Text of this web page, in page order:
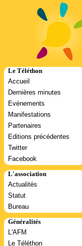
Le Téléthon
Accueil
Dernières minutes
Evénements
Manifestations
Partenaires
Editions précédentes
Twitter
Facebook
L'association
Actualités
Statut
Bureau
Généralités
L'AFM
Le Téléthon